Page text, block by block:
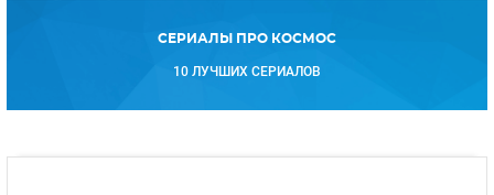
СЕРИАЛЫ ПРО КОСМОС
10 ЛУЧШИХ СЕРИАЛОВ